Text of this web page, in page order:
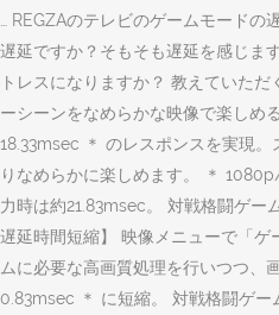
… REGZAのテレビのゲームモード
遅延ですか？そもそも遅延を感じま
トレスになりますか？ 教えていた
ーシーンをなめらかな映像で楽しめ
18.33msec ＊ のレスポンスを実現
りなめらかに楽しめます。 ＊
力時は約21.83msec。 対戦格闘ゲー
遅延時間短縮】 映像メニューで「ゲ
ムに必要な高画質処理を行いつつ、
0.83msec ＊ に短縮。 対戦格闘ゲ